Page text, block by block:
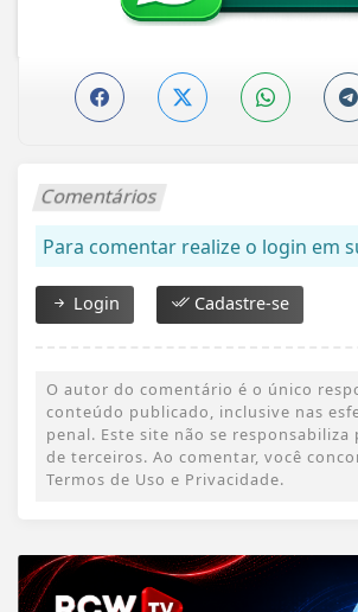
Comentários
Para comentar realize o login em
Login Cadastre-se
O autor do comentário é o único
conteúdo publicado, inclusive nas
penal. Este site não se responsabiliza
de terceiros. Ao comentar, você
Termos de Uso e Privacidade.